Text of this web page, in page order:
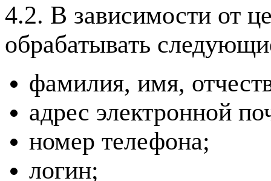
4.2. В зависимости от
обрабатывать
фамилия, имя,
адрес электронной
номер телефона;
логин;